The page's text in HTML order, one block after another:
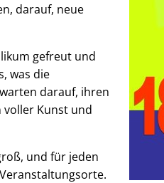
darauf, neue
gefreut und
was die
darauf, ihren
voller Kunst und
und für jeden